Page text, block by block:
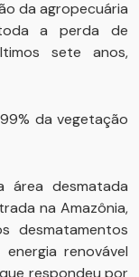
da agropecuária
a perda de
sete anos,
da vegetação
área desmatada
na Amazônia,
desmatamentos
renovável
respondeu por